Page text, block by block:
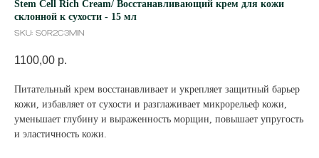
Stem Cell Rich Cream/ Восстанавливающий крем для кожи
склонной к сухости - 15 мл
SKU: S0R2C3MIN
1100,00 р.
Питательный крем восстанавливает и укрепляет защитный барьер
кожи, избавляет от сухости и разглаживает микрорельеф кожи,
уменьшает глубину и выраженность морщин, повышает упругость
и эластичность кожи.